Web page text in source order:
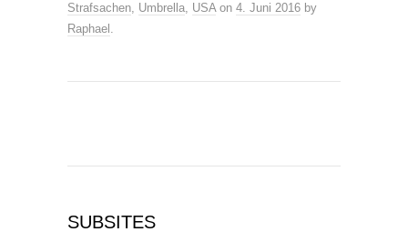
Strafsachen, Umbrella, USAon 4. Juni 2016 by
Raphael .
SUBSITES